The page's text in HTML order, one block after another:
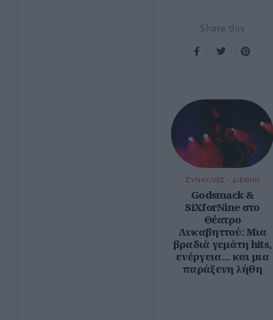
Share this
ΣΥΝΑΥΛΙΕΣ - ΔΙΕΘΝΗ
Godsmack &
SiXforNine στο
Θέατρο
Λυκαβηττού: Μια
βραδιά γεμάτη hits,
ενέργεια... και μια
παράξενη λήθη